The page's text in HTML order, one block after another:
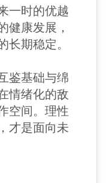
一时的优越
健康发展，
期稳定。
鉴基础与绵
情绪化的敌
空间。理性
才是面向未